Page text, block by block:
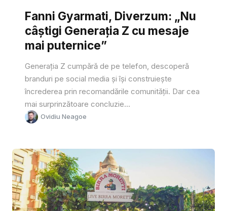
Fanni Gyarmati, Diverzum: „Nu
câștigi Generația Z cu mesaje
mai puternice”
Generația Z cumpără de pe telefon, descoperă
branduri pe social media și își construiește
încrederea prin recomandările comunității. Dar cea
mai surprinzătoare concluzie...
Ovidiu Neagoe